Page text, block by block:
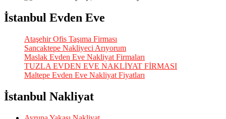
İstanbul Evden Eve
Ataşehir Ofis Taşıma Firması
Sancaktepe Nakliyeci Arıyorum
Maslak Evden Eve Nakliyat Firmaları
TUZLA EVDEN EVE NAKLİYAT FİRMASI
Maltepe Evden Eve Nakliyat Fiyatları
İstanbul Nakliyat